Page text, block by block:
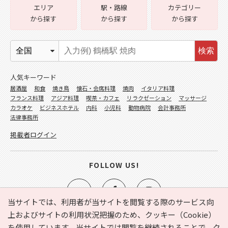
当サイトでは、利用者が当サイトを閲覧する際のサービス向
上およびサイトの利用状況把握のため、クッキー（Cookie）
エリア
から探す
駅・路線
から探す
カテゴリー
から探す
検索
人気キーワード
居酒屋 和食 焼き鳥 懐石・会席料理 焼肉
イタリア料理
フランス料理
アジア料理 喫茶・カフェ リラクゼーション
マッサージ
カラオケ
ビジネスホテル 内科 小児科 動物病院
会計事務所
法律事務所
掲載者ログイン
FOLLOW US!